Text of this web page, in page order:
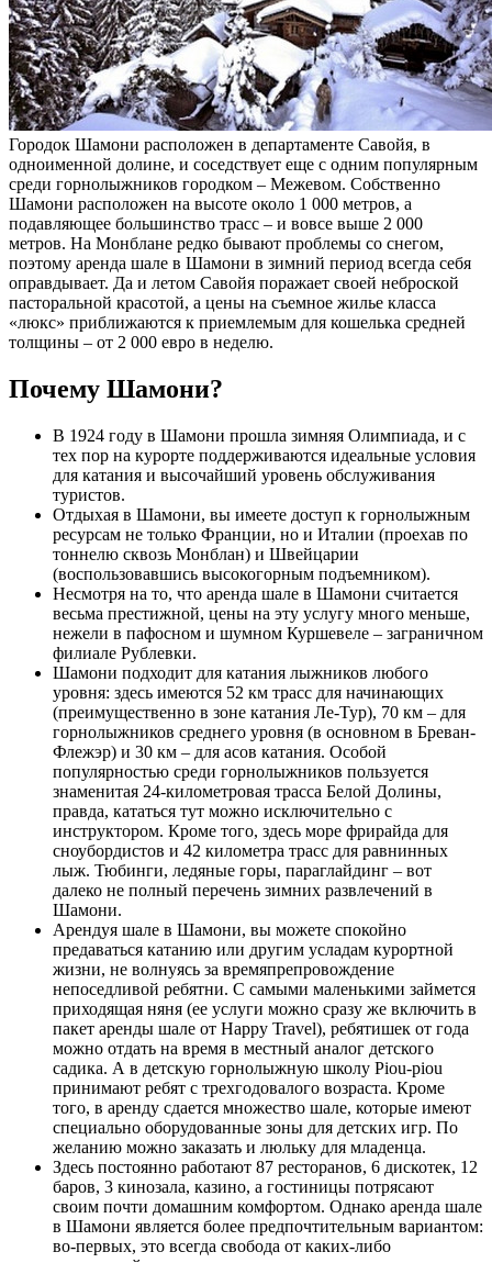
Городок Шамони расположен в департаменте Савойя, в
одноименной долине, и соседствует еще с одним популярным
среди горнолыжников городком – Межевом. Собственно
Шамони расположен на высоте около 1 000 метров, а
подавляющее большинство трасс – и вовсе выше 2 000
метров. На Монблане редко бывают проблемы со снегом,
поэтому аренда шале в Шамони в зимний период всегда себя
оправдывает. Да и летом Савойя поражает своей неброской
пасторальной красотой, а цены на съемное жилье класса
«люкс» приближаются к приемлемым для кошелька средней
толщины – от 2 000 евро в неделю.
Почему Шамони?
В 1924 году в Шамони прошла зимняя Олимпиада, и с
тех пор на курорте поддерживаются идеальные условия
для катания и высочайший уровень обслуживания
туристов.
Отдыхая в Шамони, вы имеете доступ к горнолыжным
ресурсам не только Франции, но и Италии (проехав по
тоннелю сквозь Монблан) и Швейцарии
(воспользовавшись высокогорным подъемником).
Несмотря на то, что аренда шале в Шамони считается
весьма престижной, цены на эту услугу много меньше,
нежели в пафосном и шумном Куршевеле – заграничном
филиале Рублевки.
Шамони подходит для катания лыжников любого
уровня: здесь имеются 52 км трасс для начинающих
(преимущественно в зоне катания Ле-Тур), 70 км – для
горнолыжников среднего уровня (в основном в Бреван-
Флежэр) и 30 км – для асов катания. Особой
популярностью среди горнолыжников пользуется
знаменитая 24-километровая трасса Белой Долины,
правда, кататься тут можно исключительно с
инструктором. Кроме того, здесь море фрирайда для
сноубордистов и 42 километра трасс для равнинных
лыж. Тюбинги, ледяные горы, параглайдинг – вот
далеко не полный перечень зимних развлечений в
Шамони.
Арендуя шале в Шамони, вы можете спокойно
предаваться катанию или другим усладам курортной
жизни, не волнуясь за времяпрепровождение
непоседливой ребятни. С самыми маленькими займется
приходящая няня (ее услуги можно сразу же включить в
пакет аренды шале от Happy Travel), ребятишек от года
можно отдать на время в местный аналог детского
садика. А в детскую горнолыжную школу Piou-piou
принимают ребят с трехгодовалого возраста. Кроме
того, в аренду сдается множество шале, которые имеют
специально оборудованные зоны для детских игр. По
желанию можно заказать и люльку для младенца.
Здесь постоянно работают 87 ресторанов, 6 дискотек, 12
баров, 3 кинозала, казино, а гостиницы потрясают
своим почти домашним комфортом. Однако аренда шале
в Шамони является более предпочтительным вариантом:
во-первых, это всегда свобода от каких-либо